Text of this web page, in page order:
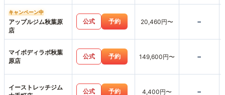
キャンペーン中
アップルジム秋葉原
店
公式 予約 20,460円〜 -
マイボディラボ秋葉
原店
公式 予約 149,600円〜 -
イーストレッチジム
公式 予約 4,400円〜 -